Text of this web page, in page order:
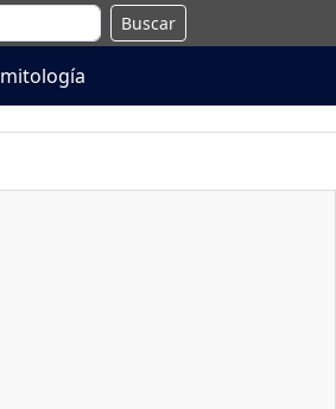
Buscar